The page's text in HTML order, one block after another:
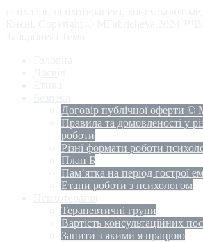
Договір публічної оферти ©
Правила та домовленості у
роботи
Різні формати роботи
План Б
Пам’ятка на період гострої
Етапи роботи з психологом
Терапевтичні групи
Вартість консультаційних
Запити з якими я працюю